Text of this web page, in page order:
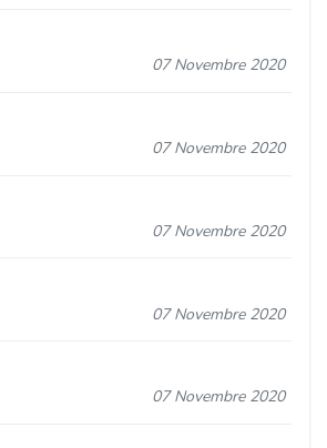
07 Novembre 2020
07 Novembre 2020
07 Novembre 2020
07 Novembre 2020
07 Novembre 2020